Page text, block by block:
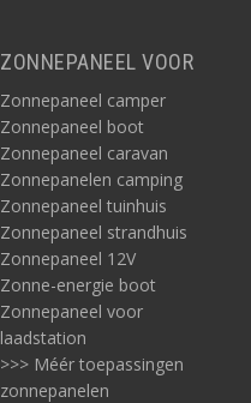
ZONNEPANEEL VOOR
Zonnepaneel camper
Zonnepaneel boot
Zonnepaneel caravan
Zonnepanelen camping
Zonnepaneel tuinhuis
Zonnepaneel strandhuis
Zonnepaneel 12V
Zonne-energie boot
Zonnepaneel voor
laadstation
>>> Méér toepassingen
zonnepanelen